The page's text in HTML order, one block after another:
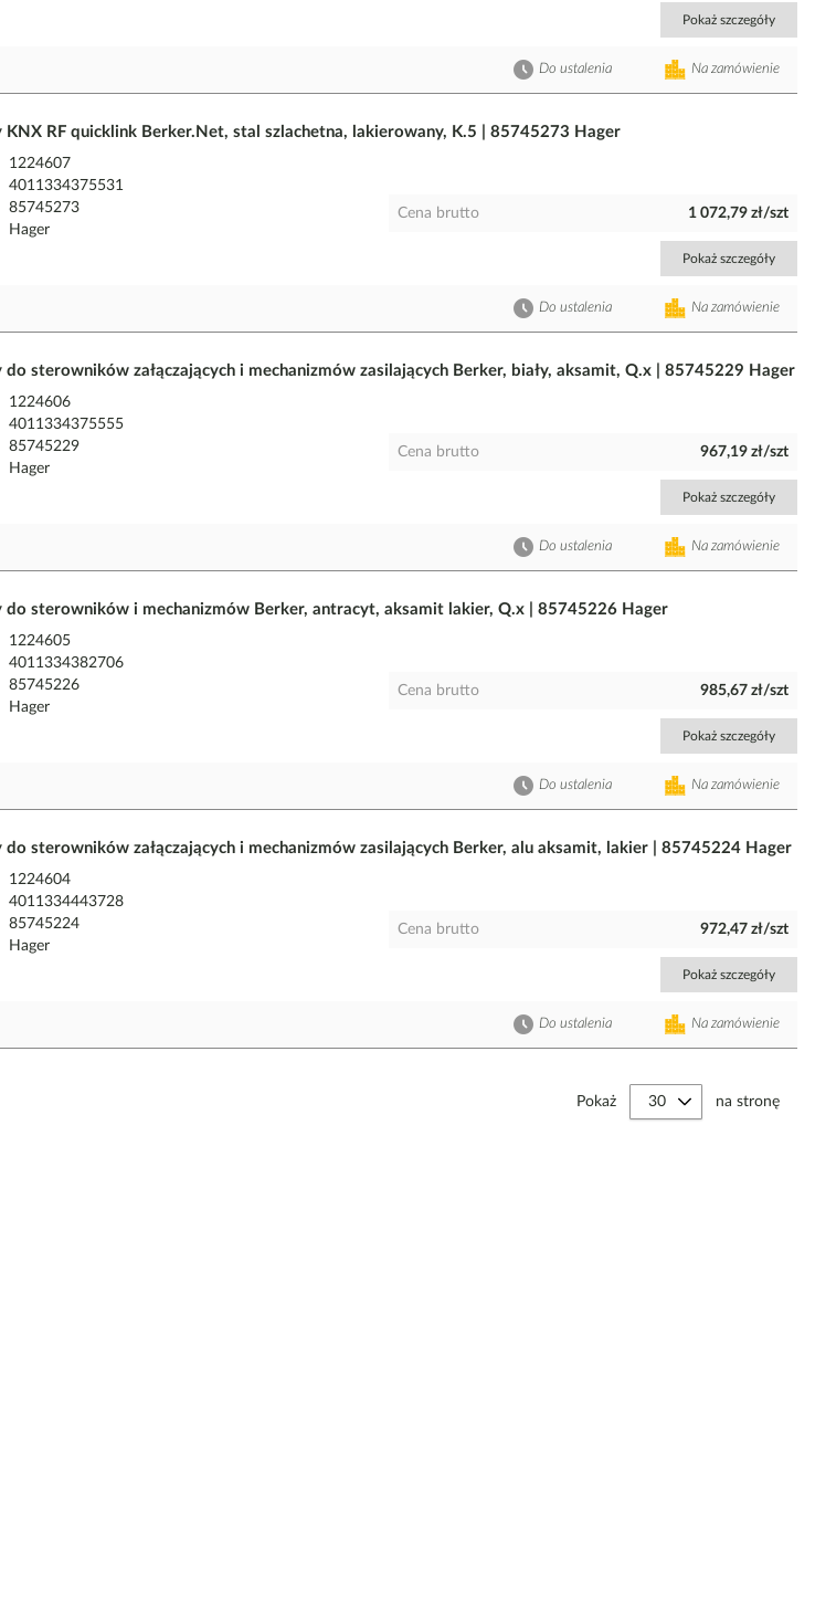
Pokaż szczegóły
Na zamówienie
Do ustalenia
KNX RF quicklink Berker.Net, stal szlachetna, lakierowany, K.5 | 85745273 Hager
1224607
4011334375531
85745273
Hager
Cena brutto 1 072,79 zł/szt
Pokaż szczegóły
Na zamówienie
Do ustalenia
do sterowników załączających i mechanizmów zasilających Berker, biały, aksamit, Q.x | 85745229 Hager
1224606
4011334375555
85745229
Hager
Cena brutto 967,19 zł/szt
Pokaż szczegóły
Na zamówienie
Do ustalenia
do sterowników i mechanizmów Berker, antracyt, aksamit lakier, Q.x | 85745226 Hager
1224605
4011334382706
85745226
Hager
Cena brutto 985,67 zł/szt
Pokaż szczegóły
Na zamówienie
Do ustalenia
do sterowników załączających i mechanizmów zasilających Berker, alu aksamit, lakier | 85745224 Hager
1224604
4011334443728
85745224
Hager
Cena brutto 972,47 zł/szt
Pokaż szczegóły
Na zamówienie
Do ustalenia
Pokaż na stronę